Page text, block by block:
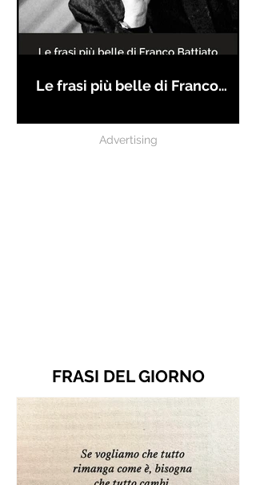
Le frasi più belle di Franco
Advertising
FRASI DEL GIORNO